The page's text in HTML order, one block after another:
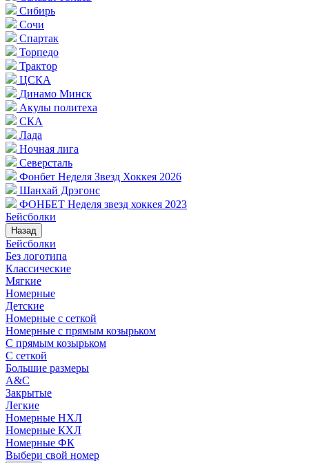
Сибирь
Сочи
Спартак
Торпедо
Трактор
ЦСКА
Динамо Минск
Акулы политеха
СКА
Лада
Ночная лига
Северсталь
Фонбет Неделя Звезд Хоккея 2026
Шанхай Дрэгонс
ФОНБЕТ Неделя звезд хоккея 2023
Бейсболки
Назад
Бейсболки
Без логотипа
Классические
Мягкие
Номерные
Детские
Номерные с сеткой
Номерные с прямым козырьком
С прямым козырьком
С сеткой
Большие размеры
A&C
Закрытые
Легкие
Номерные НХЛ
Номерные КХЛ
Номерные ФК
Выбери свой номер